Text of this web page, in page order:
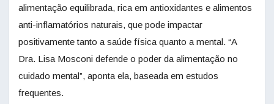
alimentação equilibrada, rica em antioxidantes e alimentos
anti-inflamatórios naturais, que pode impactar
positivamente tanto a saúde física quanto a mental. “A
Dra. Lisa Mosconi defende o poder da alimentação no
cuidado mental”, aponta ela, baseada em estudos
frequentes.